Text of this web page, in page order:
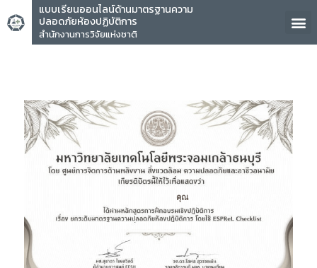
แบบเรียนออนไลน์ด้านมาตรฐานความ
ปลอดภัยห้องปฏิบัติการ
สำนักงานการวิจัยแห่งชาติ
คุณ